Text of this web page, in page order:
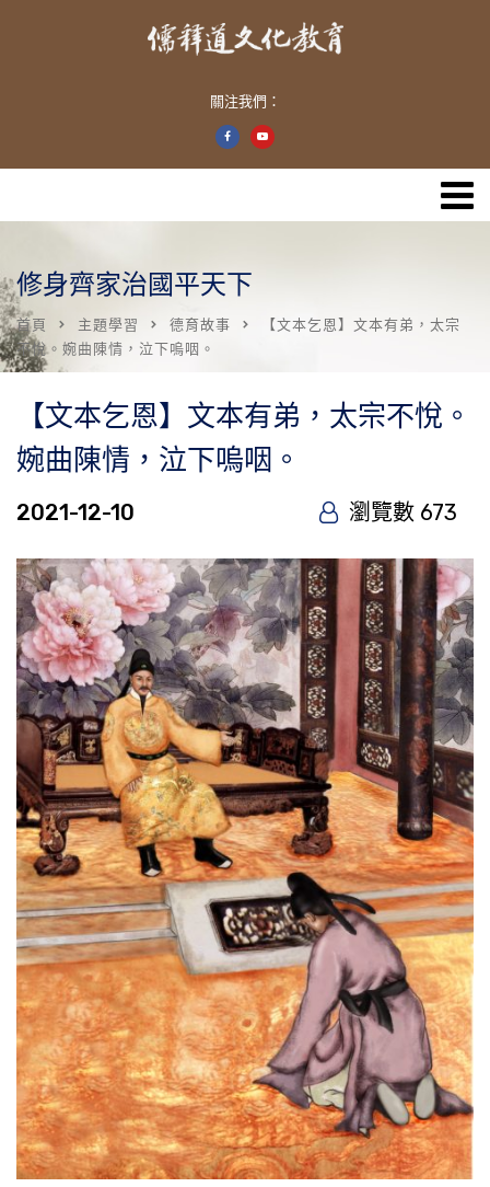
關注我們：
修身齊家治國平天下
首頁 主題學習 德育故事
【文本乞恩】文本有弟，太宗
不悅。婉曲陳情，泣下嗚咽。
【文本乞恩】文本有弟，太宗不悅。
婉曲陳情，泣下嗚咽。
2021-12-10 瀏覽數 673